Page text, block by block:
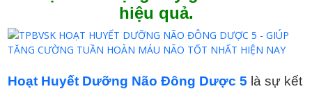
hiệu quả.
Hoạt Huyết Dưỡng Não Đông Dược 5 là sự kết